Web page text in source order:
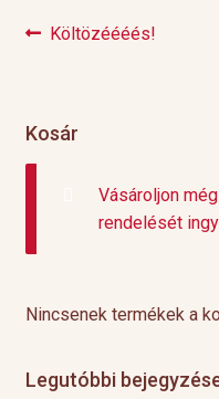
Bejegyzés
Previous
Költözéééés!
Kosár
Vásároljon még
rendelését
Nincsenek termékek a
Legutóbbi